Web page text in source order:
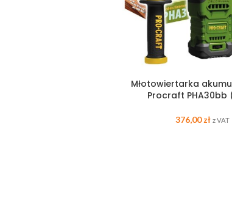
Młotowiertarka
Procraft PHA30bb
376,00zł z VAT